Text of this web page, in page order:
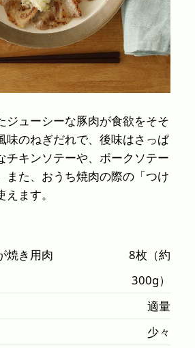
ジューシーな豚肉が食欲をそそ
味のねぎだれで、後味はさっぱ
チキンソテーや、ポークソテー
また、おうち焼肉の際の「つけ
ます。
焼き用肉
8枚（約
300g）
適量
少々